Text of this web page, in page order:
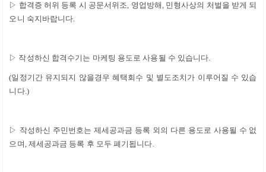
▷ 합격증 허위 등록 시 공문서위조, 영업방해, 민형사상의 처벌을 받게 되
오니 숙지바랍니다.
▷ 작성하신 합격수기는 마케팅 용도로 사용될 수 있습니다.
(일정기간 유지되지 않을경우 혜택회수 및 별도조치가 이루어질 수 있습
니다.)
▷ 작성하신 주민번호는 제세공과금 등록 외의 다른 용도로 사용될 수 없
으며, 제세공과금 등록 후 모두 폐기됩니다.